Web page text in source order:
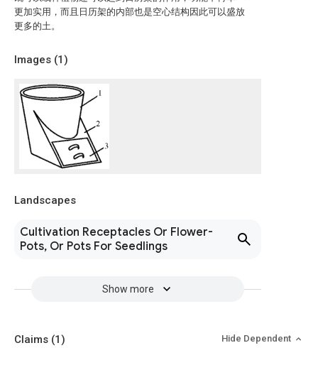
更加实用，而且日历架的内部也是空心结构因此可以盛放
更多的土。
Images (1)
Landscapes
Cultivation Receptacles Or Flower-
Pots, Or Pots For Seedlings
Show more
Claims (1) Hide Dependent